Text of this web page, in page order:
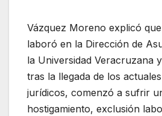
Vázquez Moreno explicó
laboró en la Dirección de
la Universidad Veracruzana
tras la llegada de los
jurídicos, comenzó a sufrir
hostigamiento, exclusión